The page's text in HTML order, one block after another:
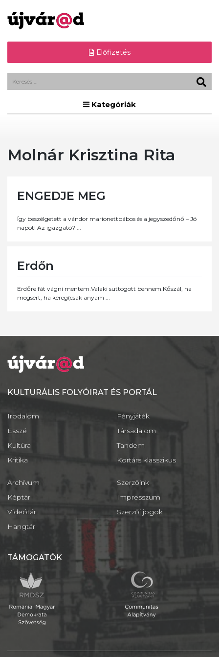
Előfizetés
Kategóriák
Molnár Krisztina Rita
ENGEDJE MEG
Így beszélgetett a vándor marionettbábos és a jegyszedőnő – Jó
napot! Az igazgató? ...
Erdőn
Erdőre fát vágni mentem.Valaki suttogott bennem.Kőszál, ha
megsért, ha kéreg(csak anyám ...
KULTURÁLIS FOLYÓIRAT ÉS PORTÁL
Irodalom
Esszé
Kultúra
Kritika
Fényjáték
Társadalom
Tandem
Kortárs klasszikus
Archívum
Képtár
Videótár
Hangtár
Szerzőink
Impresszum
Szerzői jogok
TÁMOGATÓK